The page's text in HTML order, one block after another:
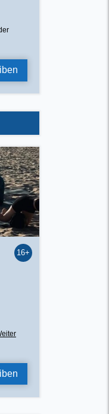
16+